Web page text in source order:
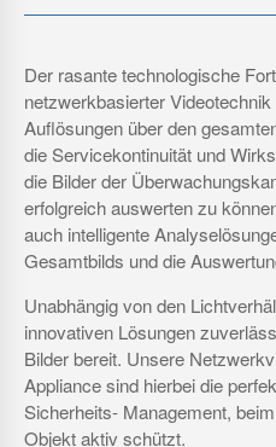
Der rasante technologische
netzwerkbasierter
Auflösungen über den
die Servicekontinuität und
die Bilder der
erfolgreich auswerten zu
auch intelligente
Gesamtbilds und die
Unabhängig von den
innovativen Lösungen
Bilder bereit. Unsere
Appliance sind hierbei die
Sicherheits- Management,
Objekt aktiv schützt.